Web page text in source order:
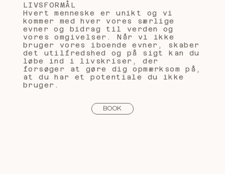
LIVSFORMÅL
Hvert menneske er unikt
og vi
kommer med hver vores særlige
evner og bidrag til verden og
vores omgivelser. Når vi ikke
bruger vores iboende evner, skaber
det utilfredshed og på sigt kan du
løbe ind i livskriser, der
forsøger at gøre dig opmærksom på,
at du har et potentiale du ikke
bruger.
BOOK